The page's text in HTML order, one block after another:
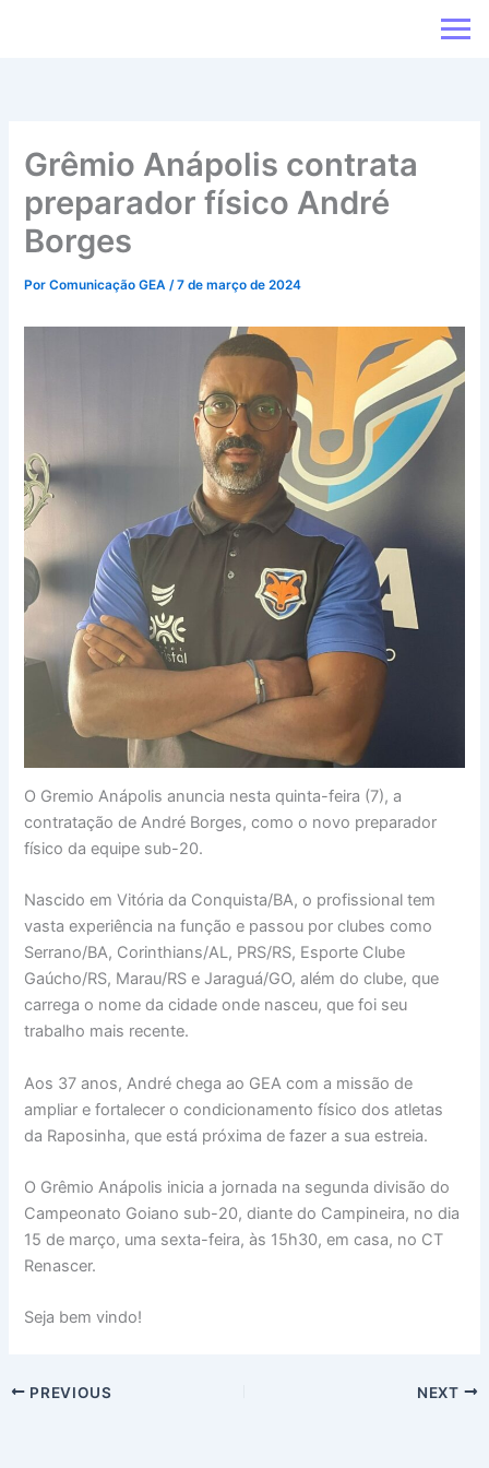
Grêmio Anápolis contrata
preparador físico André
Borges
PorComunicação GEA/7 de março de 2024
O Gremio Anápolis anuncia nesta quinta-feira (7), a
contratação de André Borges, como o novo preparador
físico da equipe sub-20.
Nascido em Vitória da Conquista/BA, o profissional tem
vasta experiência na função e passou por clubes como
Serrano/BA, Corinthians/AL, PRS/RS, Esporte Clube
Gaúcho/RS, Marau/RS e Jaraguá/GO, além do clube, que
carrega o nome da cidade onde nasceu, que foi seu
trabalho mais recente.
Aos 37 anos, André chega ao GEA com a missão de
ampliar e fortalecer o condicionamento físico dos atletas
da Raposinha, que está próxima de fazer a sua estreia.
O Grêmio Anápolis inicia a jornada na segunda divisão do
Campeonato Goiano sub-20, diante do Campineira, no dia
15 de março, uma sexta-feira, às 15h30, em casa, no CT
Renascer.
Seja bem vindo!
PREVIOUS NEXT